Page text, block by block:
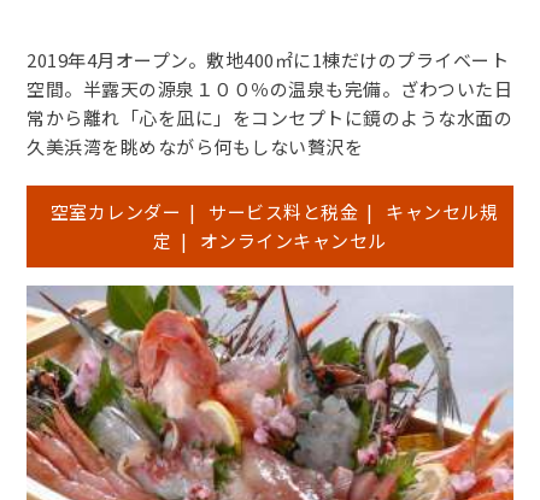
2019年4月オープン。敷地400㎡に1棟だけのプライベート
空間。半露天の源泉１００％の温泉も完備。ざわついた日
常から離れ「心を凪に」をコンセプトに鏡のような水面の
久美浜湾を眺めながら何もしない贅沢を
空室カレンダー | サービス料と税金 |
キャンセル規
定 | オンラインキャンセル